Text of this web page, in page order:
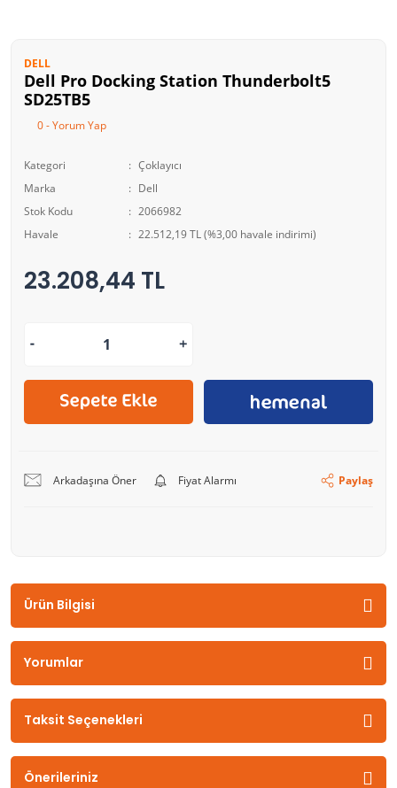
DELL
Dell Pro Docking Station Thunderbolt5
SD25TB5
0 - Yorum Yap
Kategori
Çoklayıcı
Marka
Dell
Stok Kodu
2066982
Havale
22.512,19 TL (%3,00 havale indirimi)
23.208,44 TL
Arkadaşına Öner Fiyat Alarmı Paylaş
Ürün Bilgisi
Yorumlar
Taksit Seçenekleri
Önerileriniz